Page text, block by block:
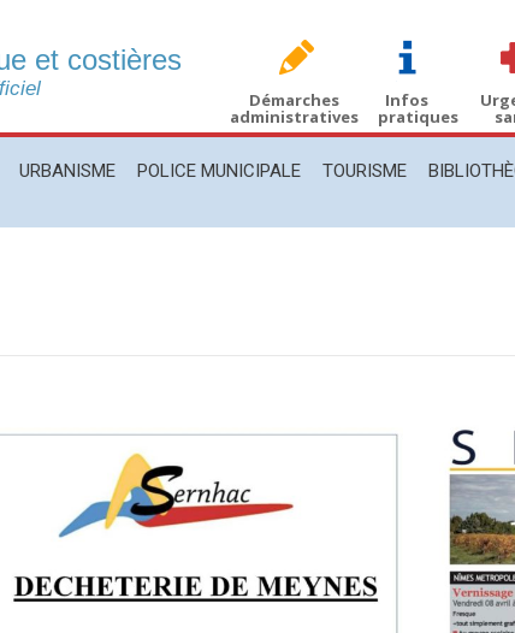
et costières
Démarches
administratives
Infos
pratiques
URBANISME POLICE MUNICIPALE TOURISME
POLICE MUNICIPALE TOURISME BIBLIOTHÈQUE